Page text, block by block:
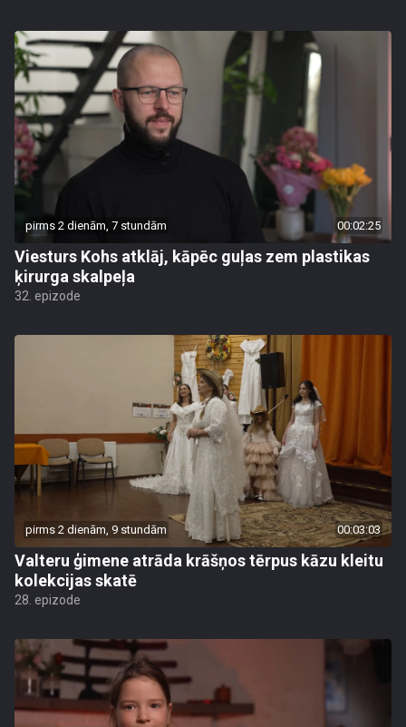
pirms 2 dienām, 7 stundām 00:02:25
Viesturs Kohs atklāj, kāpēc guļas zem plastikas
ķirurga skalpeļa
32. epizode
pirms 2 dienām, 9 stundām 00:03:03
Valteru ģimene atrāda krāšņos tērpus kāzu kleitu
kolekcijas skatē
28. epizode